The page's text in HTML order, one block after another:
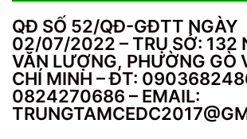
QĐ SỐ 52/QĐ-GĐTT NGÀY
02/07/2022 – TRỤ SỞ: 132
VĂN LƯỢNG, PHƯỜNG GÒ
CHÍ MINH – ĐT:
0824270686 – EMAIL: